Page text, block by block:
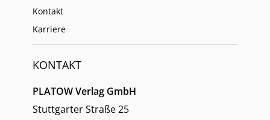
Kontakt
Karriere
KONTAKT
PLATOW Verlag GmbH
Stuttgarter Straße 25